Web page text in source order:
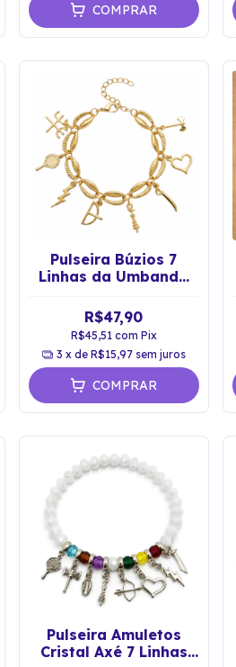
COMPRAR
Pulseira Búzios 7
Linhas da Umbanda
R$47,90
R$45,51 com Pix
3 x de R$15,97 sem juros
COMPRAR
Pulseira Amuletos
Cristal Axé 7 Linhas